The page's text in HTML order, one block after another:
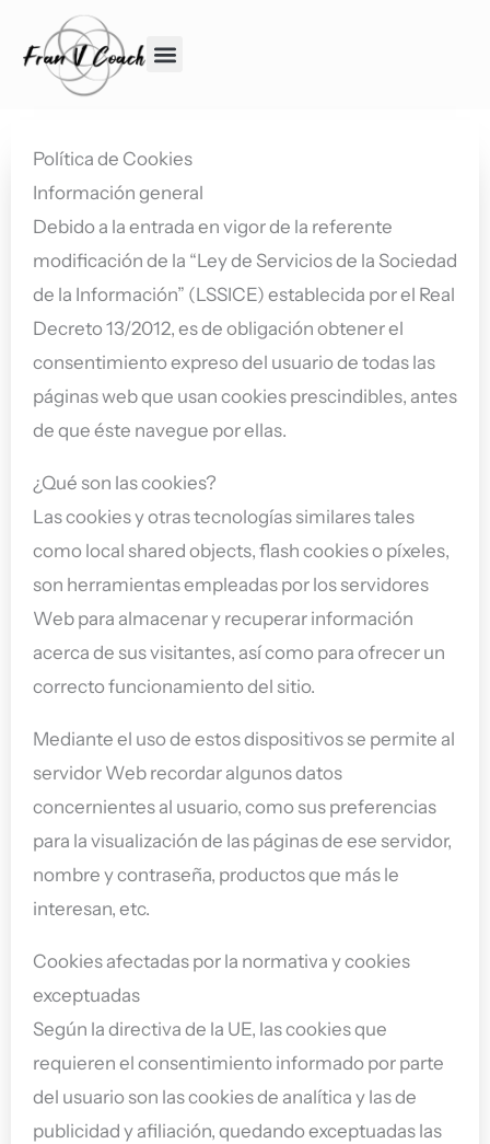
contenido
Política de Cookies
Información general
Debido a la entrada en vigor de la referente
modificación de la “Ley de Servicios de la Sociedad
de la Información” (LSSICE) establecida por el Real
Decreto 13/2012, es de obligación obtener el
consentimiento expreso del usuario de todas las
páginas web que usan cookies prescindibles, antes
de que éste navegue por ellas.
¿Qué son las cookies?
Las cookies y otras tecnologías similares tales
como local shared objects, flash cookies o píxeles,
son herramientas empleadas por los servidores
Web para almacenar y recuperar información
acerca de sus visitantes, así como para ofrecer un
correcto funcionamiento del sitio.
Mediante el uso de estos dispositivos se permite al
servidor Web recordar algunos datos
concernientes al usuario, como sus preferencias
para la visualización de las páginas de ese servidor,
nombre y contraseña, productos que más le
interesan, etc.
Cookies afectadas por la normativa y cookies
exceptuadas
Según la directiva de la UE, las cookies que
requieren el consentimiento informado por parte
del usuario son las cookies de analítica y las de
publicidad y afiliación, quedando exceptuadas las